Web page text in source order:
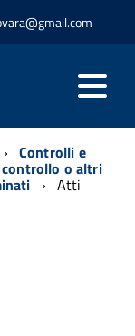
Controlli e
o altri
Atti